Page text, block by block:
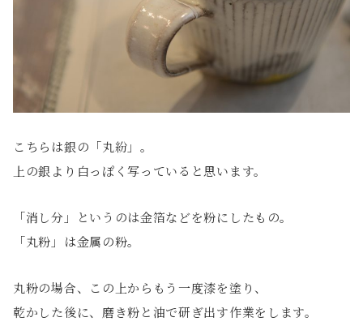
こちらは銀の「丸紛」。
上の銀より白っぽく写っていると思います。
「消し分」というのは金箔などを粉にしたもの。
「丸粉」は金属の粉。
丸粉の場合、この上からもう一度漆を塗り、
乾かした後に、磨き粉と油で研ぎ出す作業をします。